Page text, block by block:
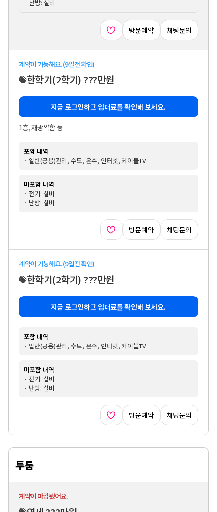
· 난방: 실비
방문예약 채팅문의
계약이 가능해요. (9일전 확인)
한학기(2학기) ???만원
지금 로그인하고 임대료를 확인해 보세요.
1층, 채광약함 등
포함 내역
· 일반(공용)관리, 수도, 온수, 인터넷, 케이블TV
미포함 내역
· 전기: 실비
· 난방: 실비
방문예약 채팅문의
계약이 가능해요. (9일전 확인)
한학기(2학기) ???만원
지금 로그인하고 임대료를 확인해 보세요.
포함 내역
· 일반(공용)관리, 수도, 온수, 인터넷, 케이블TV
미포함 내역
· 전기: 실비
· 난방: 실비
방문예약 채팅문의
투룸
계약이 마감됐어요.